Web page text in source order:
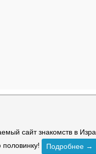
сайт знакомств в
половинку!
Подробнее →